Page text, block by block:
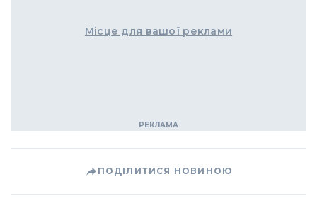
Місце для вашої реклами
ПОДІЛИТИСЯ НОВИНОЮ